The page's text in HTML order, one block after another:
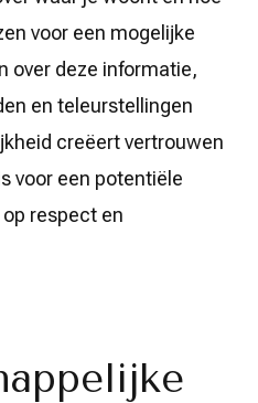
voor een mogelijke
over deze informatie,
en teleurstellingen
creëert vertrouwen
voor een potentiële
respect en